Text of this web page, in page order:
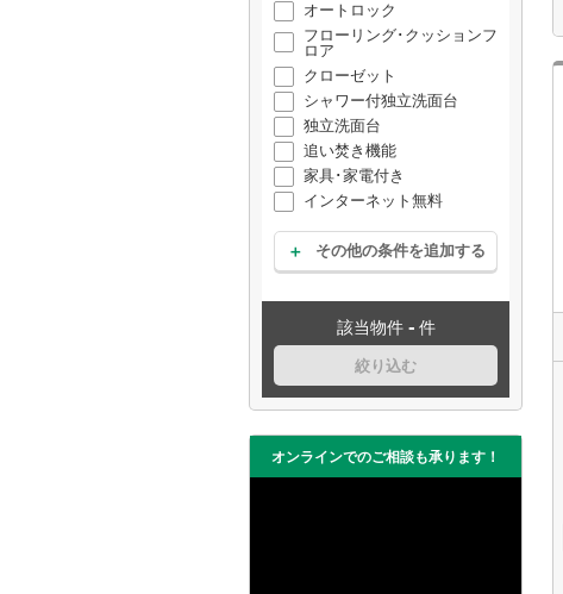
オートロック
フローリング･クッションフ
ロア
クローゼット
シャワー付独立洗面台
独立洗面台
追い焚き機能
家具･家電付き
インターネット無料
その他の条件を追加する
該当物件 - 件
絞り込む
オンラインでのご相談も承ります！